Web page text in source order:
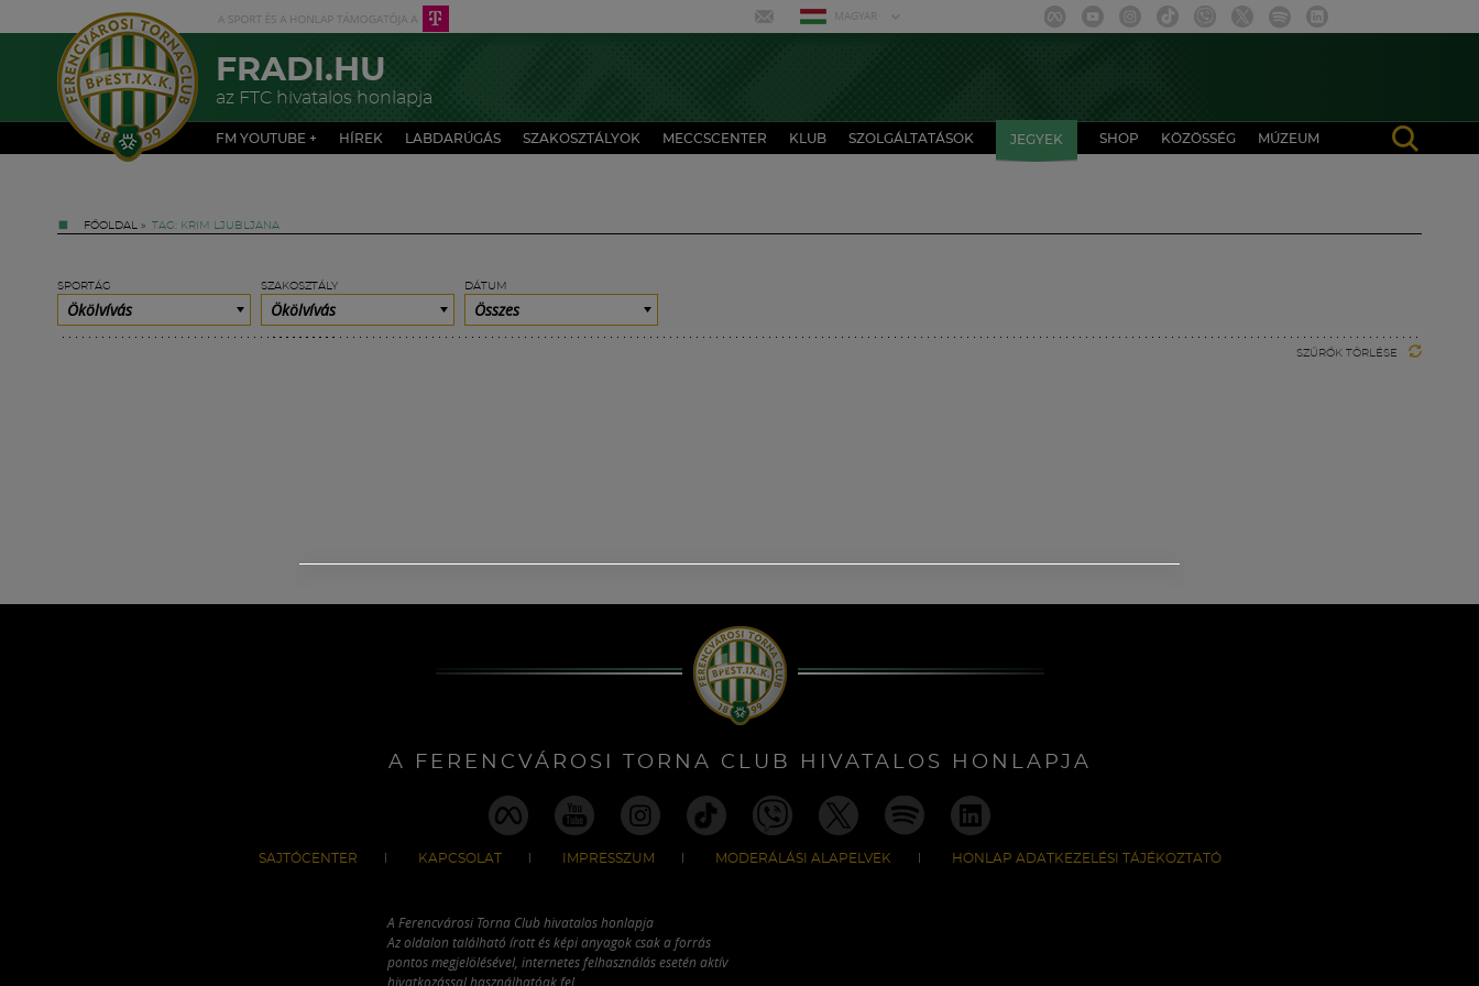
MAGYAR
FRADI.HU
az FTC hivatalos honlapja
FM YOUTUBE + HÍREK LABDARÚGÁS SZAKOSZTÁLYOK MECCSCENTER KLUB SZOLGÁLTATÁSOK JEGYEK SHOP KÖZÖSSÉG MÚZEUM
FŐOLDAL » TAG: KRIM LJUBLJANA
SPORTÁG
Ökölvívás
SZAKOSZTÁLY
Ökölvívás
DÁTUM
Összes
SZŰRŐK TÖRLÉSE
A FERENCVÁROSI TORNA CLUB HIVATALOS HONLAPJA
SAJTÓCENTER KAPCSOLAT IMPRESSZUM MODERÁLÁSI ALAPELVEK HONLAP ADATKEZELÉSI TÁJÉKOZTATÓ
A Ferencvárosi Torna Club hivatalos honlapja
Az oldalon található írott és képi anyagok csak a forrás
pontos megjelölésével, internetes felhasználás esetén aktív
hivatkozással használhatóak fel.